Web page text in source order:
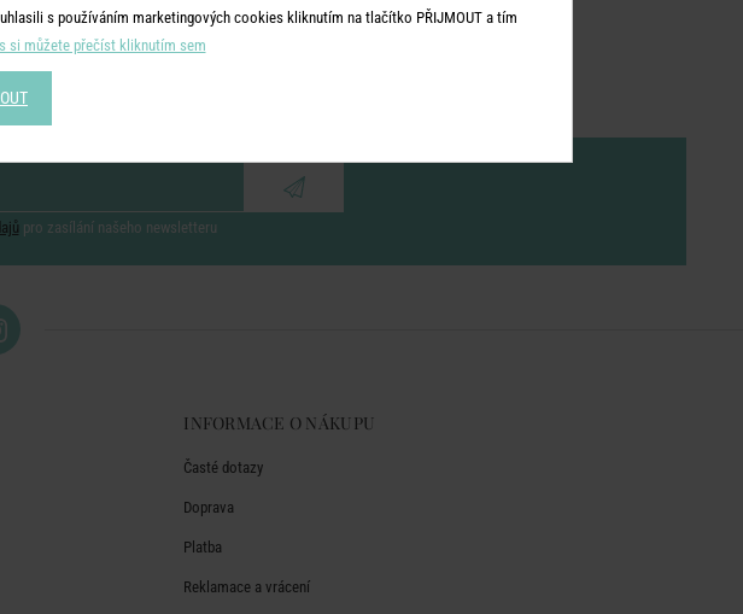
pro zasílání našeho newsletteru
INFORMACE O NÁKUPU
Časté dotazy
Doprava
Platba
Reklamace a vrácení
s používáním marketingových cookies kliknutím na tlačítko PŘIJMOUT a tím
si můžete přečíst kliknutím sem